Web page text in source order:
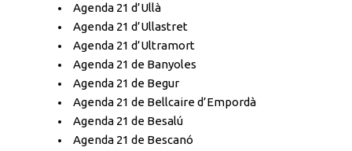
Agenda 21 d’Ullà
Agenda 21 d’Ullastret
Agenda 21 d’Ultramort
Agenda 21 de Banyoles
Agenda 21 de Begur
Agenda 21 de Bellcaire d’Empordà
Agenda 21 de Besalú
Agenda 21 de Bescanó